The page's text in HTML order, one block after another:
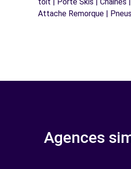
Attache Remorque |
Agences